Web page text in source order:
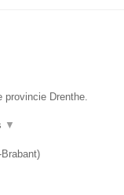
provincie Drenthe.
▼
Brabant)